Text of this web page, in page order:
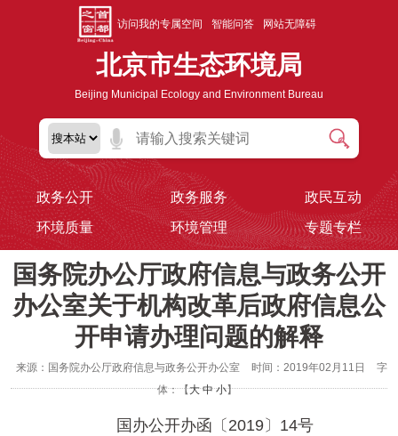
访问我的专属空间 智能问答 网站无障碍
北京市生态环境局
Beijing Municipal Ecology and Environment Bureau
政务公开 政务服务
政民互动
环境质量
环境管理 专题专栏
国务院办公厅政府信息与政务公开
办公室关于机构改革后政府信息公
开申请办理问题的解释
来源：国务院办公厅政府信息与政务公开办公室 时间：2019年02月11日
字
体：【大 中 小】
国办公开办函〔2019〕14号